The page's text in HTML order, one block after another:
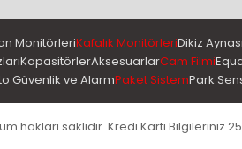
MonitörleriKafalık MonitörleriDikiz
KapasitörlerAksesuarlarCam Filmi
Güvenlik ve AlarmPaket SistemPark
hakları saklıdır. Kredi Kartı Bilgileriniz